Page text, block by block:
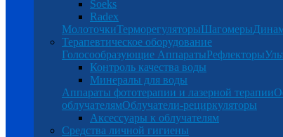
Soeks
Radex
МолоточкиТерморегуляторыШагомеры
Терапевтическое оборудование
Голосообразующие АппаратыРефлекторы
Контроль качества воды
Минералы для воды
Аппараты фототерапии и лазерной терапии
облучателямОблучатели-рециркуляторы
Аксессуары к облучателям
Средства личной гигиены